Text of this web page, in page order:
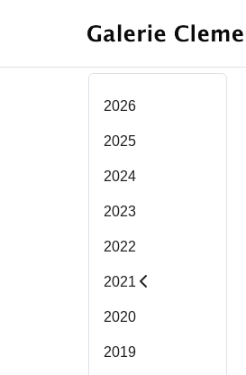
2026
2025
2024
2023
2022
2021
2020
2019